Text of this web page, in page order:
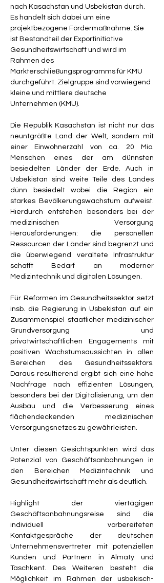
nach Kasachstan und Usbekistan durch.
Es handelt sich dabei um eine
projektbezogene Fördermaßnahme. Sie
ist Bestandteil der Exportinitiative
Gesundheitswirtschaft und wird im
Rahmen des
Markterschließungsprogramms für KMU
durchgeführt. Zielgruppe sind vorwiegend
kleine und mittlere deutsche
Unternehmen (KMU).
Die Republik Kasachstan ist nicht nur das
neuntgrößte Land der Welt, sondern mit
einer Einwohnerzahl von ca. 20 Mio.
Menschen eines der am dünnsten
besiedelten Länder der Erde. Auch in
Usbekistan sind weite Teile des Landes
dünn besiedelt wobei die Region ein
starkes Bevölkerungswachstum aufweist.
Hierdurch entstehen besonders bei der
medizinischen Versorgung
Herausforderungen: die personellen
Ressourcen der Länder sind begrenzt und
die überwiegend veraltete Infrastruktur
schafft Bedarf an moderner
Medizintechnik und digitalen Lösungen.
Für Reformen im Gesundheitssektor setzt
insb. die Regierung in Usbekistan auf ein
Zusammenspiel staatlicher medizinischer
Grundversorgung und
privatwirtschaftlichen Engagements mit
positiven Wachstumsaussichten in allen
Bereichen des Gesundheitssektors.
Daraus resultierend ergibt sich eine hohe
Nachfrage nach effizienten Lösungen,
besonders bei der Digitalisierung, um den
Ausbau und die Verbesserung eines
flächendeckenden medizinischen
Versorgungsnetzes zu gewährleisten.
Unter diesen Gesichtspunkten wird das
Potenzial von Geschäftsanbahnungen in
den Bereichen Medizintechnik und
Gesundheitswirtschaft mehr als deutlich.
Highlight der viertägigen
Geschäftsanbahnungsreise sind die
individuell vorbereiteten
Kontaktgespräche der deutschen
Unternehmensvertreter mit potenziellen
Kunden und Partnern in Almaty und
Taschkent. Des Weiteren besteht die
Möglichkeit im Rahmen der usbekisch-